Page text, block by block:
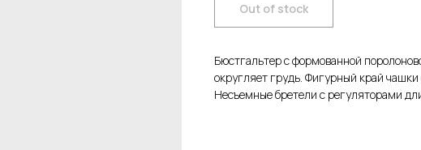
Out of stock
Бюстгальтер с формованной
округляет грудь. Фигурный край
Несъемные бретели с регуляторами